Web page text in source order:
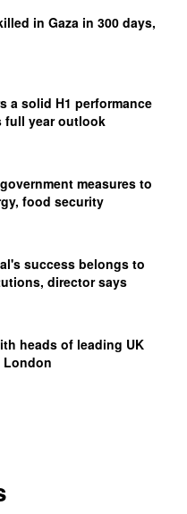
in Gaza in 300 days,
a solid H1 performance
full year outlook
measures to
food security
success belongs to
director says
heads of leading UK
London